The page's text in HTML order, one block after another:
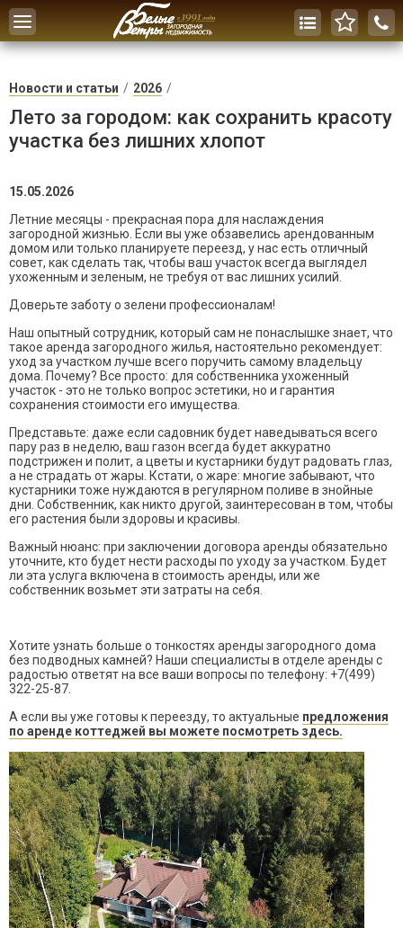
Toggle
navigation
Новости и статьи 2026
Лето за городом: как сохранить красоту
участка без лишних хлопот
15.05.2026
Летние месяцы - прекрасная пора для наслаждения
загородной жизнью. Если вы уже обзавелись арендованным
домом или только планируете переезд, у нас есть отличный
совет, как сделать так, чтобы ваш участок всегда выглядел
ухоженным и зеленым, не требуя от вас лишних усилий.
Доверьте заботу о зелени профессионалам!
Наш опытный сотрудник, который сам не понаслышке знает, что
такое аренда загородного жилья, настоятельно рекомендует:
уход за участком лучше всего поручить самому владельцу
дома. Почему? Все просто: для собственника ухоженный
участок - это не только вопрос эстетики, но и гарантия
сохранения стоимости его имущества.
Представьте: даже если садовник будет наведываться всего
пару раз в неделю, ваш газон всегда будет аккуратно
подстрижен и полит, а цветы и кустарники будут радовать глаз,
а не страдать от жары. Кстати, о жаре: многие забывают, что
кустарники тоже нуждаются в регулярном поливе в знойные
дни. Собственник, как никто другой, заинтересован в том, чтобы
его растения были здоровы и красивы.
Важный нюанс: при заключении договора аренды обязательно
уточните, кто будет нести расходы по уходу за участком. Будет
ли эта услуга включена в стоимость аренды, или же
собственник возьмет эти затраты на себя.
Хотите узнать больше о тонкостях аренды загородного дома
без подводных камней? Наши специалисты в отделе аренды с
радостью ответят на все ваши вопросы по телефону: +7(499)
322-25-87.
А если вы уже готовы к переезду, то актуальные предложения
по аренде коттеджей вы можете посмотреть здесь.